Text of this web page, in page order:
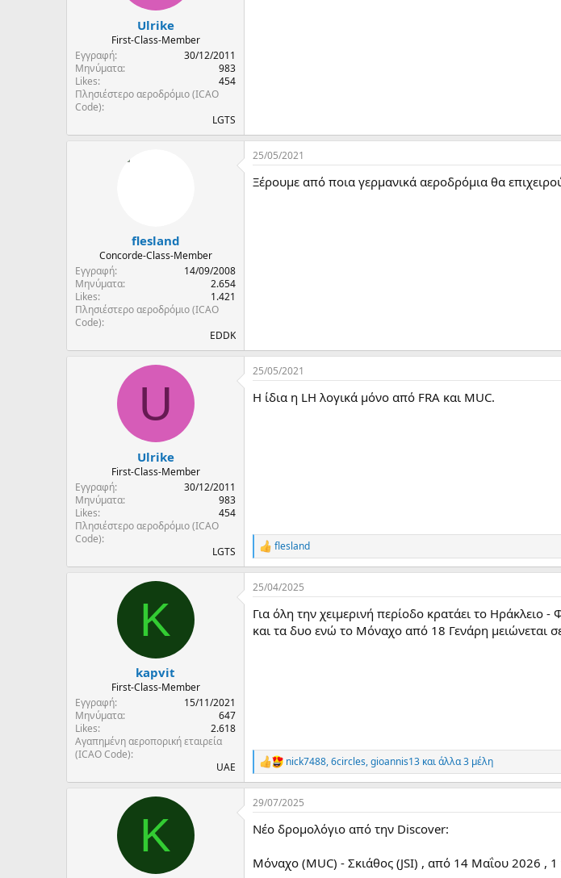
Ulrike
First-Class-Member
Εγγραφή
30/12/2011
Μηνύματα
983
Likes
454
Πλησιέστερο αεροδρόμιο (ICAO
Code)
LGTS
flesland
Concorde-Class-Member
Εγγραφή
14/09/2008
Μηνύματα
2.654
Likes
1.421
Πλησιέστερο αεροδρόμιο (ICAO
Code)
EDDK
25/05/2021
Ξέρουμε από ποια γερμανικά αεροδρόμια θα
U
Ulrike
First-Class-Member
Εγγραφή
30/12/2011
Μηνύματα
983
Likes
454
Πλησιέστερο αεροδρόμιο (ICAO
Code)
LGTS
25/05/2021
Η ίδια η LH λογικά μόνο από FRA και MUC.
R
e
a
c
i
o
flesland
K
kapvit
First-Class-Member
Εγγραφή
15/11/2021
Μηνύματα
647
Likes
2.618
Αγαπημένη αεροπορική εταιρεία
(ICAO Code)
UAE
25/04/2025
Για όλη την χειμερινή περίοδο κρατάει το
και τα δυο ενώ το Μόναχο από 18 Γενάρη μειώνεται
R
e
a
c
i
n
s
nick7488,6circles,gioannis13 και άλλα 3 μέλη
K
29/07/2025
Νέο δρομολόγιο από την Discover:
Μόναχο (MUC) - Σκιάθος (JSI) , από 14 Μαΐου 2026 ,